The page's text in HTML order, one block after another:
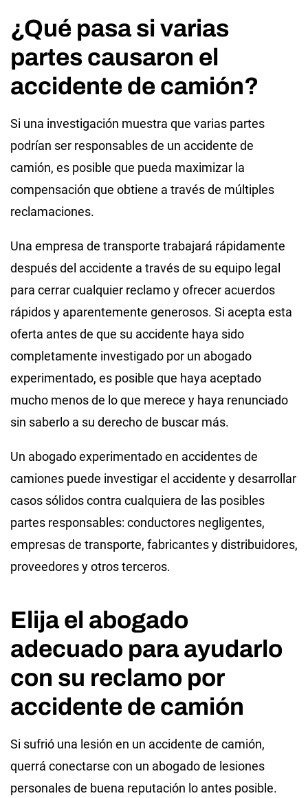
¿Qué pasa si varias
partes causaron el
accidente de camión?
Si una investigación muestra que varias partes
podrían ser responsables de un accidente de
camión, es posible que pueda maximizar la
compensación que obtiene a través de múltiples
reclamaciones.
Una empresa de transporte trabajará rápidamente
después del accidente a través de su equipo legal
para cerrar cualquier reclamo y ofrecer acuerdos
rápidos y aparentemente generosos. Si acepta esta
oferta antes de que su accidente haya sido
completamente investigado por un abogado
experimentado, es posible que haya aceptado
mucho menos de lo que merece y haya renunciado
sin saberlo a su derecho de buscar más.
Un abogado experimentado en accidentes de
camiones puede investigar el accidente y desarrollar
casos sólidos contra cualquiera de las posibles
partes responsables: conductores negligentes,
empresas de transporte, fabricantes y distribuidores,
proveedores y otros terceros.
Elija el abogado
adecuado para ayudarlo
con su reclamo por
accidente de camión
Si sufrió una lesión en un accidente de camión,
querrá conectarse con un abogado de lesiones
personales de buena reputación lo antes posible.